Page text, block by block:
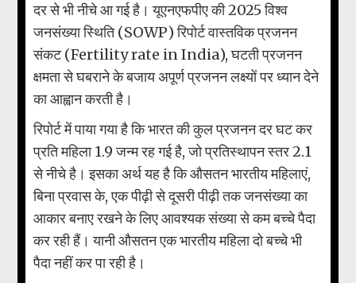
दर से भी नीचे आ गई है। यूएनएफपीए की 2025 विश्व
जनसंख्या स्थिति (SOWP) रिपोर्ट वास्तविक प्रजनन
संकट (Fertility rate in India), घटती प्रजनन
क्षमता से घबराने के बजाय अपूर्ण प्रजनन लक्ष्यों पर ध्यान देने
का आह्वान करती है।
रिपोर्ट में पाया गया है कि भारत की कुल प्रजनन दर घट कर
प्रति महिला 1.9 जन्म रह गई है, जो प्रतिस्थापन स्तर 2.1
से नीचे है। इसका अर्थ यह है कि औसतन भारतीय महिलाएं,
बिना प्रवास के, एक पीढ़ी से दूसरी पीढ़ी तक जनसंख्या का
आकार बनाए रखने के लिए आवश्यक संख्या से कम बच्चे पैदा
कर रही हैं। यानी औसतन एक भारतीय महिला दो बच्चे भी
पैदा नहीं कर पा रही है।